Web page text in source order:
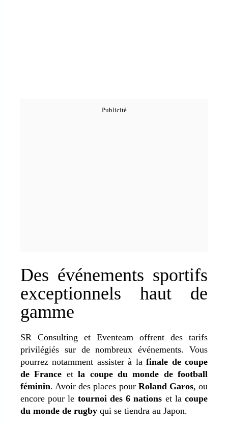
Des événements sportifs
exceptionnels haut de
gamme
SR Consulting et Eventeam offrent des tarifs
privilégiés sur de nombreux événements. Vous
pourrez notamment assister à lafinale de coupe
de France etla coupe du monde de football
féminin. Avoir des places pour Roland Garos, ou
encore pour le tournoi des 6 nations et lacoupe
du monde de rugby qui se tiendra au Japon.